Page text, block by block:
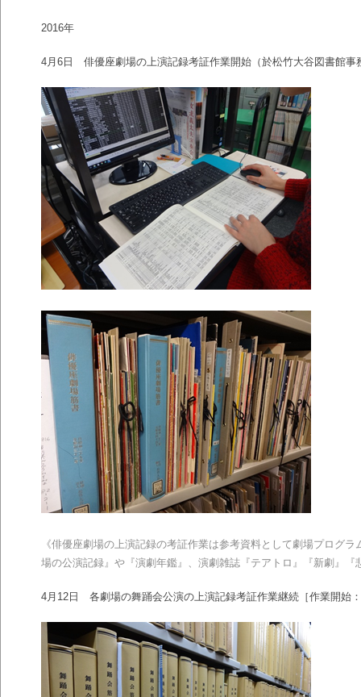
2016年
4月 6 日 俳優座劇場の上演記録考証作業開始（於松竹大谷図書館事
《俳優座劇場の上演記録の考証作業は参考資料として劇場プログ
場の公演記録』や『演劇年鑑』、 演劇雑誌 『テアトロ』『新劇』
4月 12 日 各劇場の舞踊会公演の上演記録考証作業継続［作業開始：